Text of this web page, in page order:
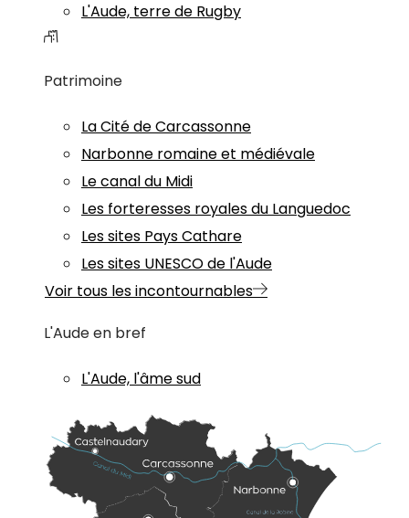
L'Aude, terre de Rugby
Patrimoine
La Cité de Carcassonne
Narbonne romaine et médiévale
Le canal du Midi
Les forteresses royales du Languedoc
Les sites Pays Cathare
Les sites UNESCO de l'Aude
Voir tous les incontournables
L'Aude en bref
L'Aude, l'âme sud